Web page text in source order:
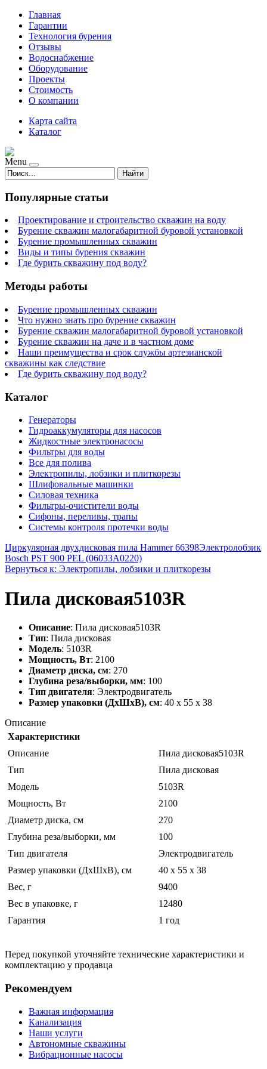
Главная
Гарантии
Технология бурения
Отзывы
Водоснабжение
Оборудование
Проекты
Стоимость
О компании
Карта сайта
Каталог
Menu
Найти
Популярные статьи
Проектирование и строительство скважин на воду
Бурение скважин малогабаритной буровой установкой
Бурение промышленных скважин
Виды и типы бурения скважин
Где бурить скважину под воду?
Методы работы
Бурение промышленных скважин
Что нужно знать про бурение скважин
Бурение скважин малогабаритной буровой установкой
Бурение скважин на даче и в частном доме
Наши преимущества и срок службы артезианской
скважины как следствие
Где бурить скважину под воду?
Каталог
Генераторы
Гидроаккумуляторы для насосов
Жидкостные электронасосы
Фильтры для воды
Все для полива
Электропилы, лобзики и плиткорезы
Шлифовальные машинки
Силовая техника
Фильтры-очистители воды
Сифоны, переливы, трапы
Системы контроля протечки воды
Циркулярная двухдисковая пила Hammer 66398Электролобзик
Bosch PST 900 PEL (06033A0220)
Вернуться к: Электропилы, лобзики и плиткорезы
Пила дисковая5103R
Описание: Пила дисковая5103R
Тип: Пила дисковая
Модель: 5103R
Мощность, Вт: 2100
Диаметр диска, см: 270
Глубина реза/выборки, мм: 100
Тип двигателя: Электродвигатель
Размер упаковки (ДхШхВ), см: 40 x 55 x 38
Описание
Характеристики
Описание
Пила дисковая5103R
Тип
Пила дисковая
Модель
5103R
Мощность, Вт
2100
Диаметр диска, см
270
Глубина реза/выборки, мм
100
Тип двигателя
Электродвигатель
Размер упаковки (ДхШхВ), см
40 x 55 x 38
Вес, г
9400
Вес в упаковке, г
12480
Гарантия
1 год
Перед покупкой уточняйте технические характеристики и
комплектацию у продавца
Рекомендуем
Важная информация
Канализация
Наши услуги
Автономные скважины
Вибрационные насосы